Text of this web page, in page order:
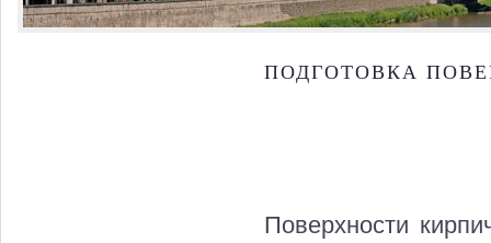
ПОДГОТОВКА
Поверхности